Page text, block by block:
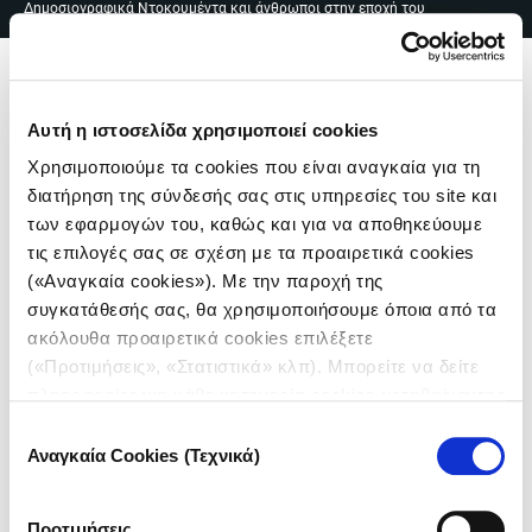
Αυτή η ιστοσελίδα χρησιμοποιεί cookies
Χρησιμοποιούμε τα cookies που είναι αναγκαία για τη
διατήρηση της σύνδεσής σας στις υπηρεσίες του site και
των εφαρμογών του, καθώς και για να αποθηκεύουμε
τις επιλογές σας σε σχέση με τα προαιρετικά cookies
(«Αναγκαία cookies»). Με την παροχή της
συγκατάθεσής σας, θα χρησιμοποιήσουμε όποια από τα
ακόλουθα προαιρετικά cookies επιλέξετε
(«Προτιμήσεις», «Στατιστικά» κλπ). Μπορείτε να δείτε
συγκατάθεσης
Αναγκαία Cookies (Τεχνικά)
Skip
to
Δημοσιογραφικά Ντοκουμέντα και άνθρωποι στην εποχή του
EN | ΕΛ
Πλοήγηση
άρθρων
"Είμαι διαβητικός και φοβάμαι,